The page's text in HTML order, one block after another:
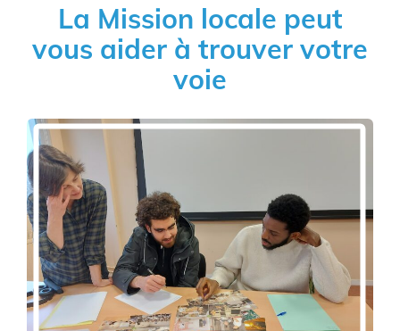
La Mission locale peut
vous aider à trouver votre
voie